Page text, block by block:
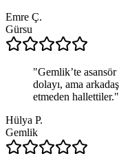
Emre Ç.
Gürsu
"Gemlik’te
dolayı, ama
etmeden hallettiler."
Hülya P.
Gemlik